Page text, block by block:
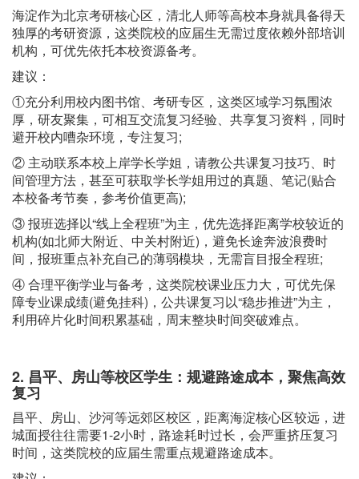
海淀作为北京考研核心区，清北人师等高校本身就具备得天
独厚的考研资源，这类院校的应届生无需过度依赖外部培训
机构，可优先依托本校资源备考。
建议：
①充分利用校内图书馆、考研专区，这类区域学习氛围浓
厚，研友聚集，可相互交流复习经验、共享复习资料，同时
避开校内嘈杂环境，专注复习;
② 主动联系本校上岸学长学姐，请教公共课复习技巧、时
间管理方法，甚至可获取学长学姐用过的真题、笔记(贴合
本校备考节奏，参考价值更高);
③ 报班选择以“线上全程班”为主，优先选择距离学校较近的
机构(如北师大附近、中关村附近)，避免长途奔波浪费时
间，报班重点补充自己的薄弱模块，无需盲目报全程班;
④ 合理平衡学业与备考，这类院校课业压力大，可优先保
障专业课成绩(避免挂科)，公共课复习以“稳步推进”为主，
利用碎片化时间积累基础，周末整块时间突破难点。
2. 昌平、房山等校区学生：规避路途成本，聚焦高效
复习
昌平、房山、沙河等远郊区校区，距离海淀核心区较远，进
城面授往往需要1-2小时，路途耗时过长，会严重挤压复习
时间，这类院校的应届生需重点规避路途成本。